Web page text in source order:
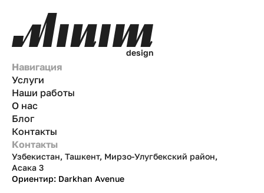
design
Навигация
Услуги
Наши работы
О нас
Блог
Контакты
Контакты
Узбекистан, Ташкент, Мирзо-Улугбекский район,
Асака 3
Ориентир: Darkhan Avenue